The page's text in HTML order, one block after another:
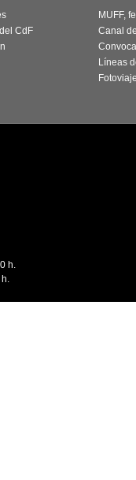
CdF
MUFF,
Canal
Líneas
h.